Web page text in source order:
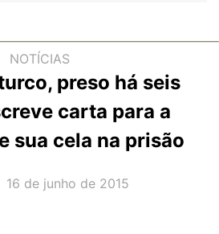
NOTÍCIAS
preso há seis
carta para a
sua cela na prisão
DATA:
16 de junho de 2015